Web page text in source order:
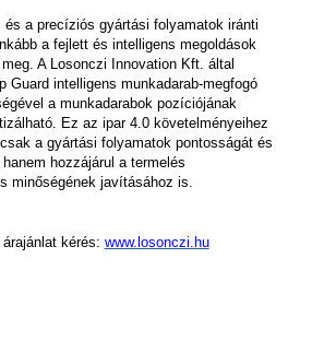
a precíziós gyártási folyamatok iránti
a fejlett és intelligens megoldások
A Losonczi Innovation Kft. által
Guard intelligens munkadarab-megfogó
a munkadarabok pozíciójának
Ez az ipar 4.0 követelményeihez
a gyártási folyamatok pontosságát és
hozzájárul a termelés
minőségének javításához is.
kérés: www.losonczi.hu